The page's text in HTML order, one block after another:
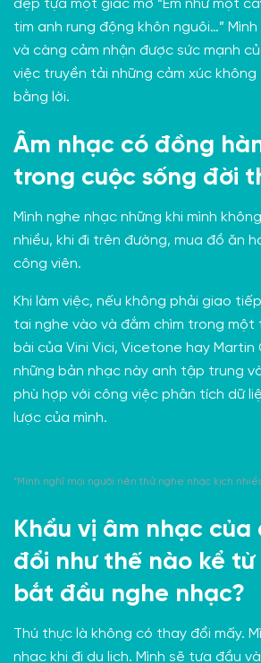
đẹp tựa một giấc mơ “Em như một
tim anh rung động khôn nguôi…”
và càng cảm nhận được sức mạnh
việc truyền tải những cảm xúc
bằng lời.
Âm nhạc có đồng
trong cuộc sống đời
Mình nghe nhạc những khi mình
nhiều, khi đi trên đường, mua đồ ăn
công viên.
Khi làm việc, nếu không phải giao
tai nghe vào và đắm chìm trong một
bài của Vini Vici, Vicetone hay Martin
những bản nhạc này anh tập trung
phù hợp với công việc phân tích dữ
lược của mình.
“Mình nghĩ mọi người nên thử nghe nhạc kịch
Khẩu vị âm nhạc
đổi như thế nào kể từ
bắt đầu nghe nhạc?
Thú thực là không có thay đổi mấy.
nhạc khi đi du lịch. Mình sẽ tựa đầu